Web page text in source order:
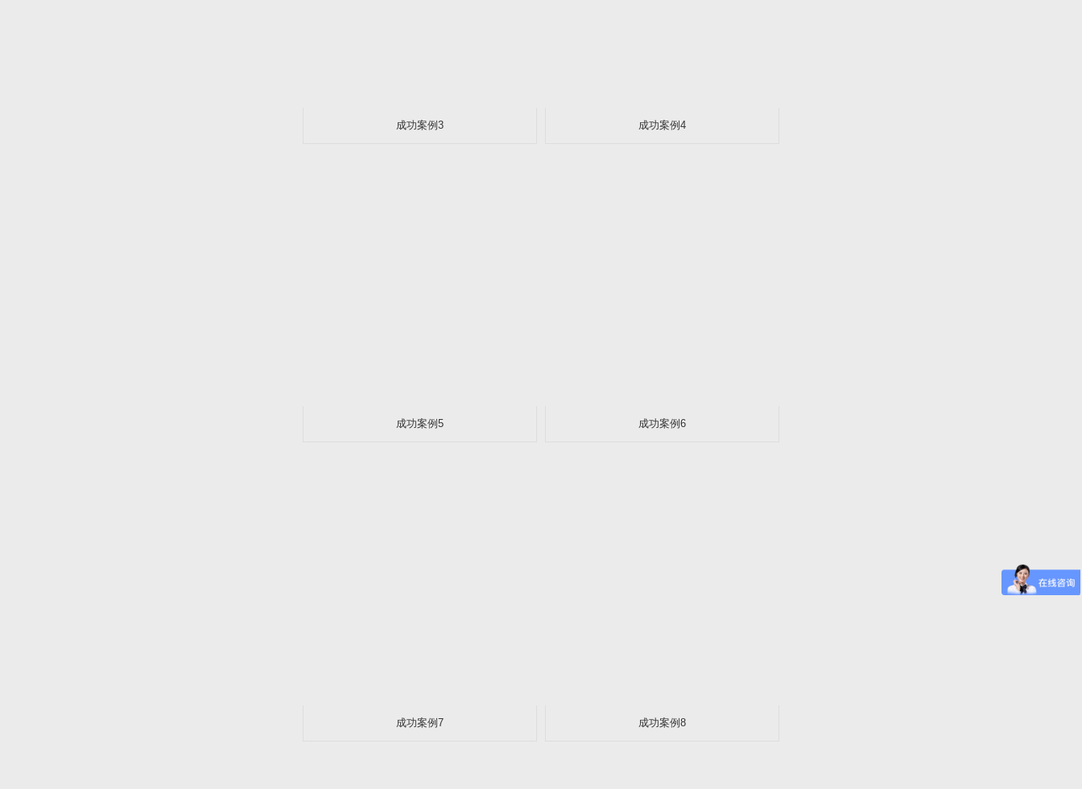
成功案例3 成功案例4
成功案例5 成功案例6
成功案例7 成功案例8